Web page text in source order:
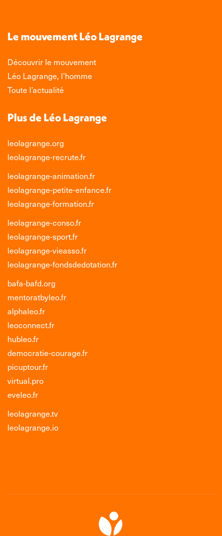
s'ouvre
une
nouvelle
fenêtre
s'ouvre
une
fenêtre
s'ouvre
une
nouvelle
fenêtre
s'ouvre
une
nouvelle
fenêtre
Le mouvement Léo Lagrange
Découvrir le mouvement
Léo Lagrange, l’homme
Toute l’actualité
Plus de Léo Lagrange
leolagrange.org
leolagrange-recrute.fr
leolagrange-animation.fr
leolagrange-petite-enfance.fr
leolagrange-formation.fr
leolagrange-conso.fr
leolagrange-sport.fr
leolagrange-vieasso.fr
leolagrange-fondsdedotation.fr
bafa-bafd.org
mentoratbyleo.fr
alphaleo.fr
leoconnect.fr
hubleo.fr
democratie-courage.fr
picuptour.fr
virtual.pro
eveleo.fr
leolagrange.tv
leolagrange.io